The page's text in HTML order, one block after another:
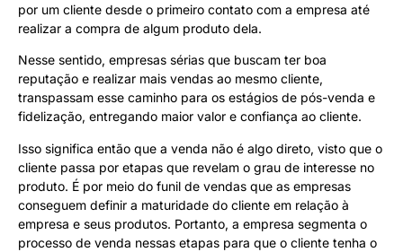
por um cliente desde o primeiro contato com a empresa até
realizar a compra de algum produto dela.
Nesse sentido, empresas sérias que buscam ter boa
reputação e realizar mais vendas ao mesmo cliente,
transpassam esse caminho para os estágios de pós-venda e
fidelização, entregando maior valor e confiança ao cliente.
Isso significa então que a venda não é algo direto, visto que o
cliente passa por etapas que revelam o grau de interesse no
produto. É por meio do funil de vendas que as empresas
conseguem definir a maturidade do cliente em relação à
empresa e seus produtos. Portanto, a empresa segmenta o
processo de venda nessas etapas para que o cliente tenha o